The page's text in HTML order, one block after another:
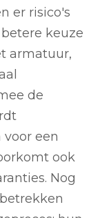
er risico's
keuze
armatuur,
de
een
ook
Nog